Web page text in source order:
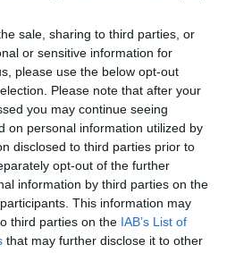
sale, sharing to third parties, or
or sensitive information for
please use the below opt-out
Please note that after your
you may continue seeing
on personal information utilized by
disclosed to third parties prior to
opt-out of the further
information by third parties on the
This information may
third parties on the IAB’s List of
that may further disclose it to other
τον συγκερασμό των
κατά κύριο λόγο υπάρχει
και δημιουργικού). Αυτό έχει
μας, οι οποίοι αναζητούν
και την οικονομία,
, κερδίζουν χρόνο, κόπο,
μας είναι οσχεδιασμός και η
. Θεωρώντας την Ιστοσελίδα
όποιας διαδικτυακής